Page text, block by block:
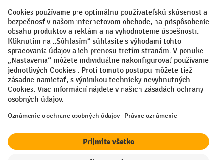
Sociálne siete
Facebook
YouTube
LinkedIn
Nastavenia ochrany osobných údajov
All prices excl. VAT plusshipping costsand possible delivery charges,
¹ Zľava platí do vypredania zásob. Zľava sa nevzťahuje na špeciálne